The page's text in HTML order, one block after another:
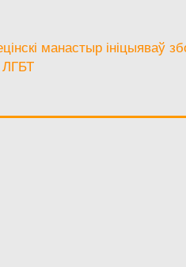
манастыр ініцыяваў
ЛГБТ